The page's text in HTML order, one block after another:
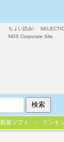
ちょい読み!
NGS Corporate Site
新着ソフト ランキ